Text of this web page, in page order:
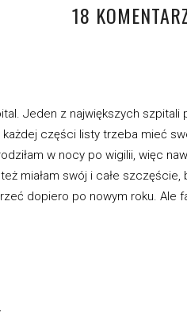
18
Jeden z największych szpitali
części listy trzeba mieć
w nocy po wigilii, więc
miałam swój i całe
dopiero po nowym roku. Ale